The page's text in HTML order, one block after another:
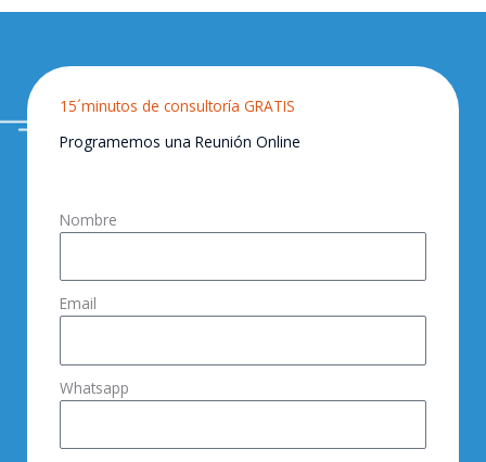
15´minutos de consultoría GRATIS
Programemos una Reunión Online
Nombre
Email
Whatsapp